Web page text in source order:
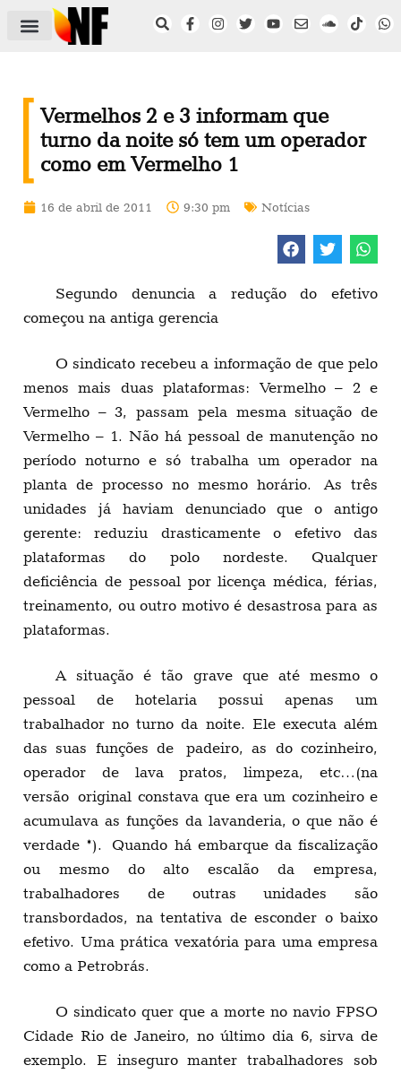
Vermelhos 2 e 3 informam que
turno da noite só tem um operador
como em Vermelho 1
16 de abril de 2011 9:30 pm Notícias
Segundo denuncia a redução do efetivo
começou na antiga gerencia
O sindicato recebeu a informação de que pelo
menos mais duas plataformas: Vermelho – 2 e
Vermelho – 3, passam pela mesma situação de
Vermelho – 1. Não há pessoal de manutenção no
período noturno e só trabalha um operador na
planta de processo no mesmo horário. As três
unidades já haviam denunciado que o antigo
gerente: reduziu drasticamente o efetivo das
plataformas do polo nordeste. Qualquer
deficiência de pessoal por licença médica, férias,
treinamento, ou outro motivo é desastrosa para as
plataformas.
A situação é tão grave que até mesmo o
pessoal de hotelaria possui apenas um
trabalhador no turno da noite. Ele executa além
das suas funções de padeiro, as do cozinheiro,
operador de lava pratos, limpeza, etc…(na
versão original constava que era um cozinheiro e
acumulava as funções da lavanderia, o que não é
verdade *). Quando há embarque da fiscalização
ou mesmo do alto escalão da empresa,
trabalhadores de outras unidades são
transbordados, na tentativa de esconder o baixo
efetivo. Uma prática vexatória para uma empresa
como a Petrobrás.
O sindicato quer que a morte no navio FPSO
Cidade Rio de Janeiro, no último dia 6, sirva de
exemplo. E inseguro manter trabalhadores sob